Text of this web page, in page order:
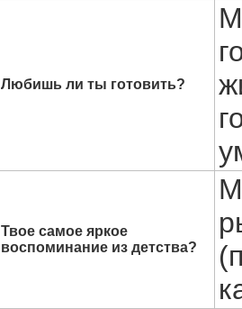
Любишь ли ты готовить?
Твое самое яркое
воспоминание из детства?